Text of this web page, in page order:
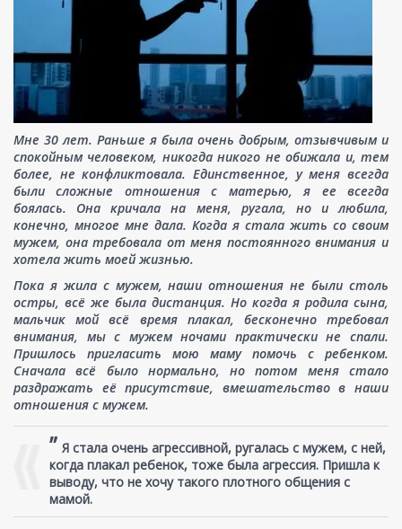
Мне 30 лет. Раньше я была очень добрым, отзывчивым и
спокойным человеком, никогда никого не обижала и, тем
более, не конфликтовала. Единственное, у меня всегда
были сложные отношения с матерью, я ее всегда
боялась. Она кричала на меня, ругала, но и любила,
конечно, многое мне дала. Когда я стала жить со своим
мужем, она требовала от меня постоянного внимания и
хотела жить моей жизнью.
Пока я жила с мужем, наши отношения не были столь
остры, всё же была дистанция. Но когда я родила сына,
мальчик мой всё время плакал, бесконечно требовал
внимания, мы с мужем ночами практически не спали.
Пришлось пригласить мою маму помочь с ребенком.
Сначала всё было нормально, но потом меня стало
раздражать её присутствие, вмешательство в наши
отношения с мужем.
” Я стала очень агрессивной, ругалась с мужем, с ней,
когда плакал ребенок, тоже была агрессия. Пришла к
выводу, что не хочу такого плотного общения с
мамой.